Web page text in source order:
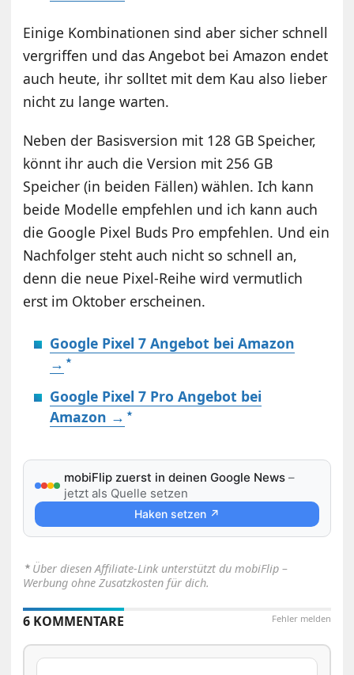
Einige Kombinationen sind aber sicher schnell
vergriffen und das Angebot bei Amazon endet
auch heute, ihr solltet mit dem Kau also lieber
nicht zu lange warten.
Neben der Basisversion mit 128 GB Speicher,
könnt ihr auch die Version mit 256 GB
Speicher (in beiden Fällen) wählen. Ich kann
beide Modelle empfehlen und ich kann auch
die Google Pixel Buds Pro empfehlen. Und ein
Nachfolger steht auch nicht so schnell an,
denn die neue Pixel-Reihe wird vermutlich
erst im Oktober erscheinen.
Google Pixel 7 Angebot bei Amazon
→
Google Pixel 7 Pro Angebot bei
Amazon →
mobiFlip zuerst in deinen Google News –
jetzt als Quelle setzen
Haken setzen ↗
⋆ Über diesen Affiliate-Link unterstützt du mobiFlip –
Werbung ohne Zusatzkosten für dich.
Fehler melden
6 KOMMENTARE